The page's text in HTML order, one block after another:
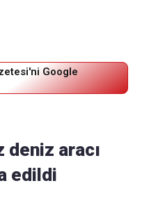
Google
deniz aracı
edildi